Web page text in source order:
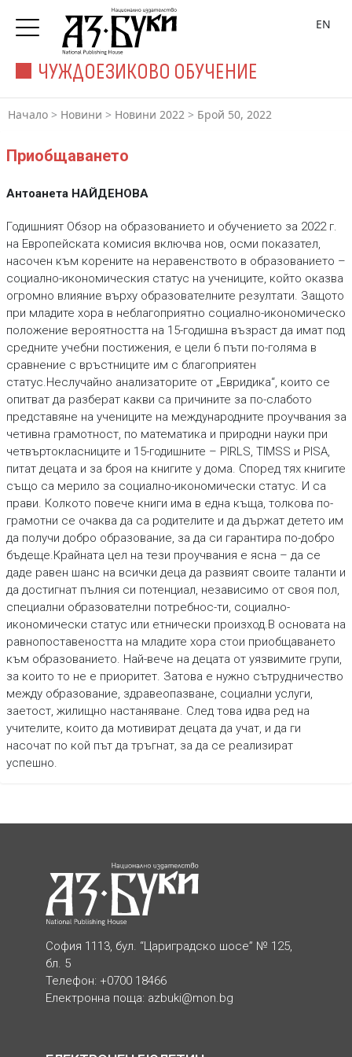
ЧУЖДОЕЗИКОВО ОБУЧЕНИЕ
EN
Начало > Новини > Новини 2022 > Брой 50, 2022
Приобщаването
Антоанета НАЙДЕНОВА
Годишният Обзор на образованието и обучението за 2022 г.
на Европейската комисия включва нов, осми показател,
насочен към корените на неравенството в образованието –
социално-икономическия статус на учениците, който оказва
огромно влияние върху образователните резултати. Защото
при младите хора в неблагоприятно социално-икономическо
положение вероятността на 15-годишна възраст да имат под
средните учебни постижения, е цели 6 пъти по-голяма в
сравнение с връстниците им с благоприятен
статус.Неслучайно анализаторите от „Евридика“, които се
опитват да разберат какви са причините за по-слабото
представяне на учениците на международните проучвания за
четивна грамотност, по математика и природни науки при
четвъртокласниците и 15-годишните – PIRLS, TIMSS и PISA,
питат децата и за броя на книгите у дома. Според тях книгите
също са мерило за социално-икономически статус. И са
прави. Колкото повече книги има в една къща, толкова по-
грамотни се очаква да са родителите и да държат детето им
да получи добро образование, за да си гарантира по-добро
бъдеще.Крайната цел на тези проучвания е ясна – да се
даде равен шанс на всички деца да развият своите таланти и
да достигнат пълния си потенциал, независимо от своя пол,
специални образователни потребнос-ти, социално-
икономически статус или етнически произход.В основата на
равнопоставеността на младите хора стои приобщаването
към образованието. Най-вече на децата от уязвимите групи,
за които то не е приоритет. Затова е нужно сътрудничество
между образование, здравеопазване, социални услуги,
заетост, жилищно настаняване. След това идва ред на
учителите, които да мотивират децата да учат, и да ги
насочат по кой път да тръгнат, за да се реализират
успешно.
София 1113, бул. “Цариградско шосе” № 125,
бл. 5
Телефон: +0700 18466
Електронна поща: azbuki@mon.bg